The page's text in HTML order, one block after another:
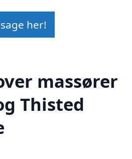
her!
massører
Thisted